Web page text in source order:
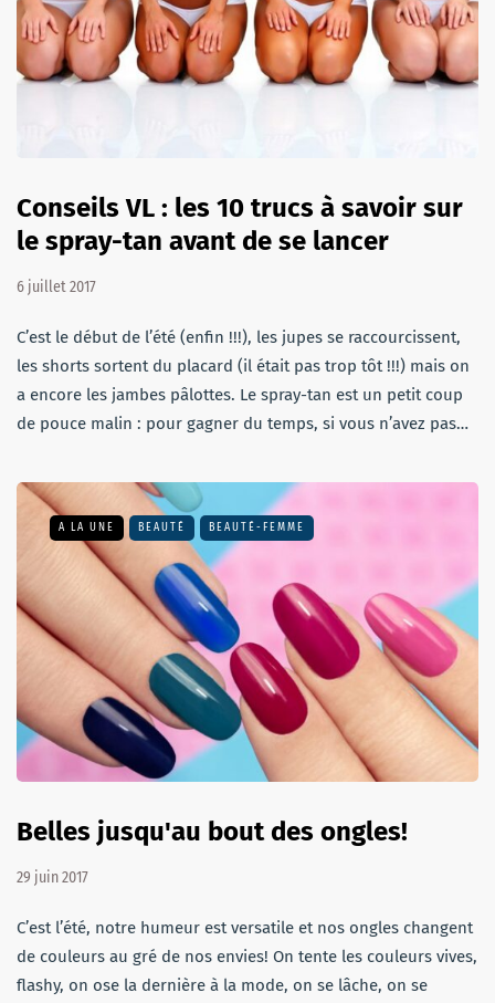
Conseils VL : les 10 trucs à savoir sur
le spray-tan avant de se lancer
6 juillet 2017
C’est le début de l’été (enfin !!!), les jupes se raccourcissent,
les shorts sortent du placard (il était pas trop tôt !!!) mais on
a encore les jambes pâlottes. Le spray-tan est un petit coup
de pouce malin : pour gagner du temps, si vous n’avez pas…
A LA UNE BEAUTÉ BEAUTÉ-FEMME
Belles jusqu'au bout des ongles!
29 juin 2017
C’est l’été, notre humeur est versatile et nos ongles changent
de couleurs au gré de nos envies! On tente les couleurs vives,
flashy, on ose la dernière à la mode, on se lâche, on se